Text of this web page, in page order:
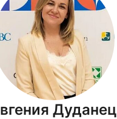
Дуданец